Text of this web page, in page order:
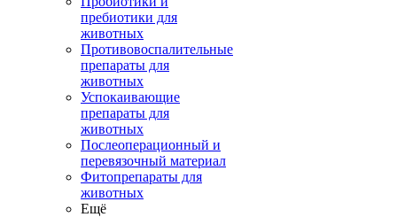
пребиотики для
животных
Противовоспалительные
препараты для
животных
Успокаивающие
препараты для
животных
Послеоперационный и
перевязочный материал
Фитопрепараты для
животных
Ещё